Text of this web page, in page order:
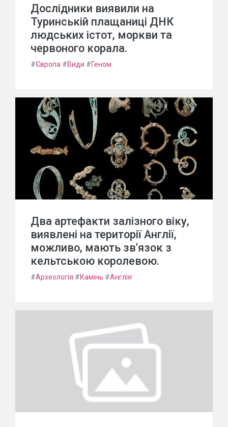
Дослідники виявили на
Туринській плащаниці ДНК
людських істот, моркви та
червоного корала.
#Європа #Види #Геном
Два артефакти залізного віку,
виявлені на території Англії,
можливо, мають зв'язок з
кельтською королевою.
#Археологія #Камінь #Англія